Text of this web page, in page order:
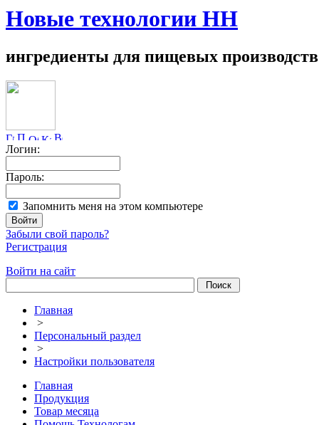
Новые технологии НН
ингредиенты для пищевых производств
Логин:
Пароль:
Запомнить меня на этом компьютере
Забыли свой пароль?
Регистрация
Войти на сайт
Главная
>
Персональный раздел
>
Настройки пользователя
Главная
Продукция
Товар месяца